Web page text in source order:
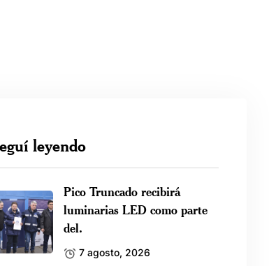
leyendo
Pico Truncado recibirá
luminarias LED como parte
del.
7 agosto, 2026